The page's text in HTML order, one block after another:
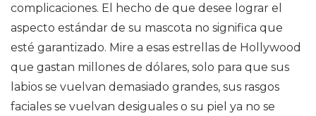
complicaciones. El hecho de que desee lograr el
aspecto estándar de su mascota no significa que
esté garantizado. Mire a esas estrellas de Hollywood
que gastan millones de dólares, solo para que sus
labios se vuelvan demasiado grandes, sus rasgos
faciales se vuelvan desiguales o su piel ya no se